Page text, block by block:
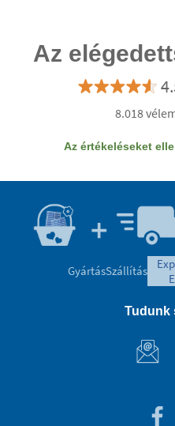
Az
8.018
Az értékeléseket
GyártásSzállítás
Tudunk